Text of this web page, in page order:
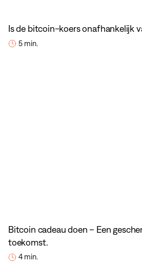
Is de bitcoin-koers onafhankelijk
5 min.
Bitcoin cadeau doen – Een
toekomst.
4 min.